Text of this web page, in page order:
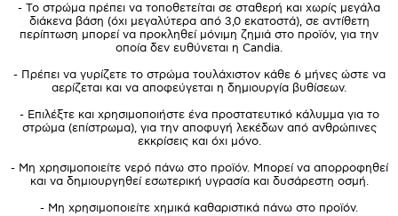
- Το στρώμα πρέπει να τοποθετείται σε σταθερή και χωρίς μεγάλα
διάκενα βάση (όχι μεγαλύτερα από 3,0 εκατοστά), σε αντίθετη
περίπτωση μπορεί να προκληθεί μόνιμη ζημιά στο προϊόν, για την
οποία δεν ευθύνεται η Candia.
- Πρέπει να γυρίζετε το στρώμα τουλάχιστον κάθε 6 μήνες ώστε να
αερίζεται και να αποφεύγεται η δημιουργία βυθίσεων.
- Επιλέξτε και χρησιμοποιήστε ένα προστατευτικό κάλυμμα για το
στρώμα (επίστρωμα), για την αποφυγή λεκέδων από ανθρώπινες
εκκρίσεις και όχι μόνο.
- Μη χρησιμοποιείτε νερό πάνω στο προϊόν. Μπορεί να απορροφηθεί
και να δημιουργηθεί εσωτερική υγρασία και δυσάρεστη οσμή.
- Μη χρησιμοποιείτε χημικά καθαριστικά πάνω στο προϊόν.